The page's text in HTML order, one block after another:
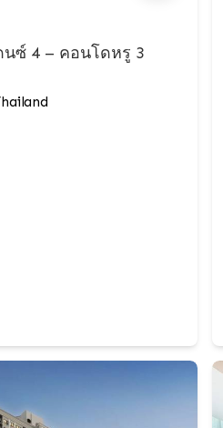
นซ์ 4 – คอนโดหรู 3